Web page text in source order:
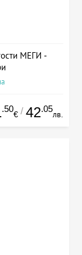
МЕГИ -
.50
€ / 42.05
лв.